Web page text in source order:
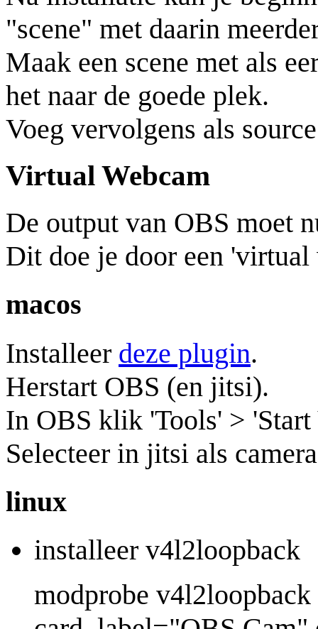
"scene" met daarin
Maak een scene met als
het naar de goede plek.
Voeg vervolgens als
Virtual Webcam
De output van OBS moet
Dit doe je door een 'virtual
macos
Installeer deze plugin.
Herstart OBS (en jitsi).
In OBS klik 'Tools' >
Selecteer in jitsi als
linux
installeer v4l2loopback
modprobe